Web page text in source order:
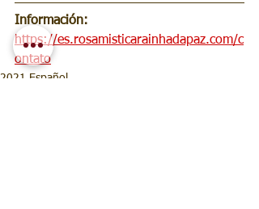
Información:
https://es.rosamisticarainhadapaz.com/c
ontato
2021 Español